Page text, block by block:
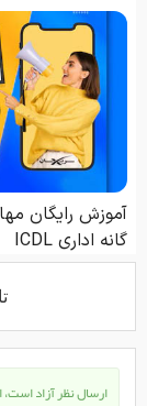
ارسال نظر آزاد است،